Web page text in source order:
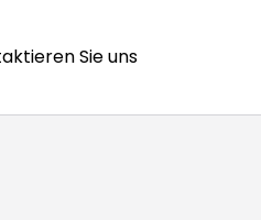
Sie uns